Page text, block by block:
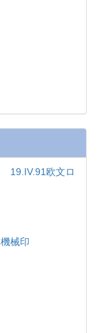
19.IV.91欧文ロ
械印